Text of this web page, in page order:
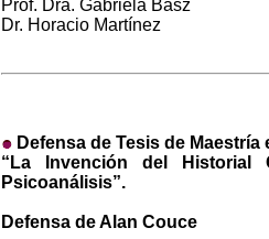
Prof. Dra. Gabriela Basz
Dr. Horacio Martínez
Defensa de Tesis de
“La Invención del Historial
Psicoanálisis”.
Defensa de Alan Couce